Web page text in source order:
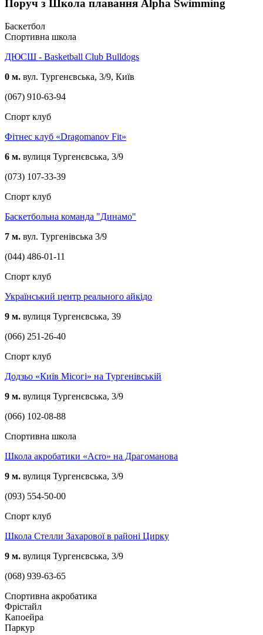
Поруч з Школа плавання Alpha Swimming
Баскетбол
Спортивна школа
ДЮСШ - Basketball Сlub Bulldogs
0 м. вул. Тургенєвська, 3/9, Київ
(067) 910-63-94
Спорт клуб
Фітнес клуб «Dragomanov Fit»
6 м. вулиця Тургенєвська, 3/9
(073) 107-33-39
Спорт клуб
Баскетбольна команда "Динамо"
7 м. вул. Тургенівська 3/9
(044) 486-01-11
Спорт клуб
Український центр реального айкідо
9 м. вулиця Тургенєвська, 39
(066) 251-26-40
Спорт клуб
Додзьо «Київ Місогі» на Тургенівській
9 м. вулиця Тургенєвська, 3/9
(066) 102-08-88
Спортивна школа
Школа акробатики «Acro» на Драгоманова
9 м. вулиця Тургенєвська, 3/9
(093) 554-50-00
Спорт клуб
Школа Стелли Захарової в районі Цирку
9 м. вулиця Тургенєвська, 3/9
(068) 939-63-65
Спортивна акробатика
Фрістайл
Капоейра
Паркур